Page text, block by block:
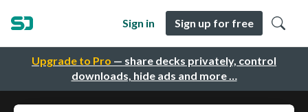
Upgrade to Pro — share decks privately, control
downloads, hide ads and more …
Sign in Sign up for free